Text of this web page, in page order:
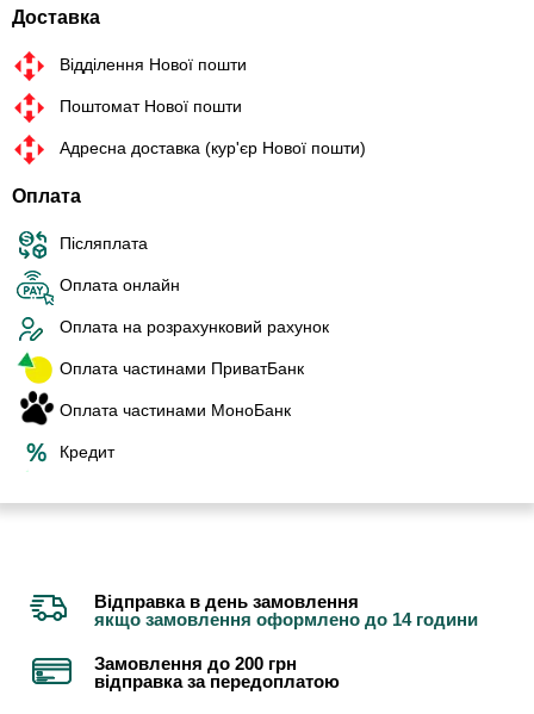
Доставка
Відділення Нової пошти
Поштомат Нової пошти
Адресна доставка (кур'єр Нової пошти)
Оплата
Післяплата
Оплата онлайн
Оплата на розрахунковий рахунок
Оплата частинами ПриватБанк
Оплата частинами МоноБанк
Кредит
Відправка в день замовлення
якщо замовлення оформлено до 14 години
Замовлення до 200 грн
відправка за передоплатою